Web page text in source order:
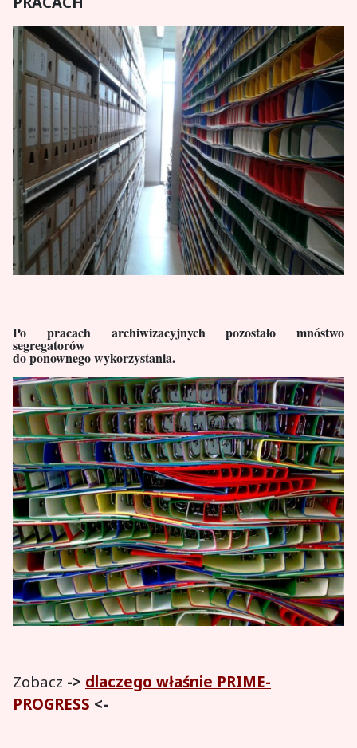
Po pracach archiwizacyjnych pozostało mnóstwo
segregatorów
do ponownego wykorzystania.
Zobacz -> dlaczego właśnie PRIME-
PROGRESS <-